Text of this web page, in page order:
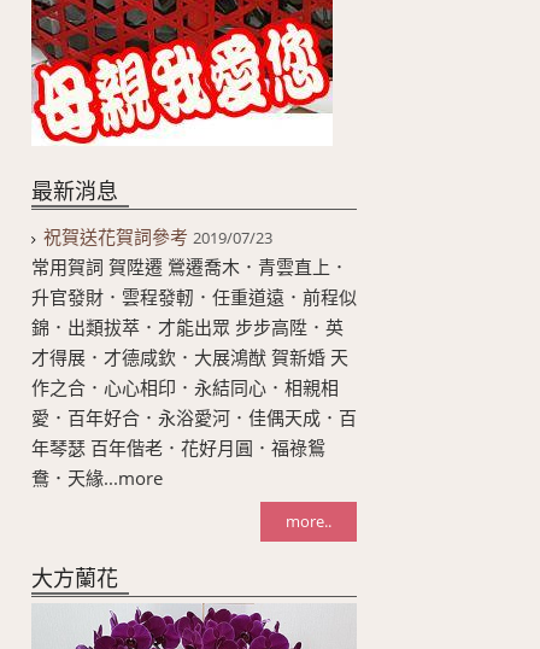
最新消息
祝賀送花賀詞參考 2019/07/23
常用賀詞 賀陞遷 鶯遷喬木．青雲直上．
升官發財．雲程發軔．任重道遠．前程似
錦．出類拔萃．才能出眾 步步高陞．英
才得展．才德咸欽．大展鴻猷 賀新婚 天
作之合．心心相印．永結同心．相親相
愛．百年好合．永浴愛河．佳偶天成．百
年琴瑟 百年偕老．花好月圓．福祿鴛
鴦．天緣...more
more..
大方蘭花